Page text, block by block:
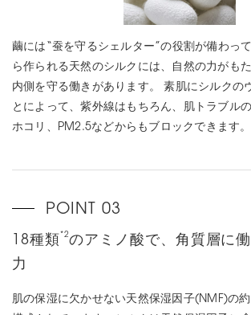
繭には“蚕を守るシェルター”の役割が備わっ
ら作られる天然のシルクには、自然の力がも
内側を守る働きがあります。 素肌にシルクの
とによって、紫外線はもちろん、肌トラブル
ホコリ、PM2.5などからもブロックできます。
18種類*2のアミノ酸で、角質層に
力
肌の保湿に欠かせない天然保湿因子(NMF)の